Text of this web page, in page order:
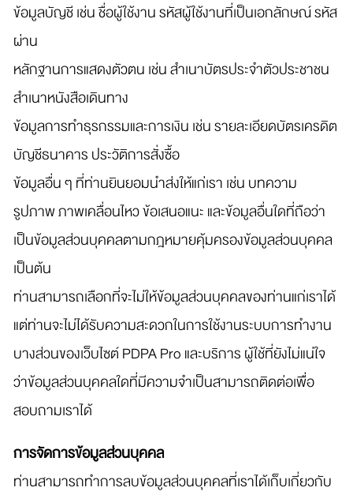
ข้อมูลบัญชี เช่น ชื่อผู้ใช้งาน รหัสผู้ใช้งานที่เป็นเอกลักษณ์ รหัส
ผ่าน
หลักฐานการแสดงตัวตน เช่น สำเนาบัตรประจำตัวประชาชน
สำเนาหนังสือเดินทาง
ข้อมูลการทำธุรกรรมและการเงิน เช่น รายละเอียดบัตรเครดิต
บัญชีธนาคาร ประวัติการสั่งซื้อ
ข้อมูลอื่น ๆ ที่ท่านยินยอมนำส่งให้แก่เรา เช่น บทความ
รูปภาพ ภาพเคลื่อนไหว ข้อเสนอแนะ และข้อมูลอื่นใดที่ถือว่า
เป็นข้อมูลส่วนบุคคลตามกฎหมายคุ้มครองข้อมูลส่วนบุคคล
เป็นต้น
ท่านสามารถเลือกที่จะไม่ให้ข้อมูลส่วนบุคคลของท่านแก่เราได้
แต่ท่านจะไม่ได้รับความสะดวกในการใช้งานระบบการทำงาน
บางส่วนของเว็บไซต์ PDPA Pro และบริการ ผู้ใช้ที่ยังไม่แน่ใจ
ว่าข้อมูลส่วนบุคคลใดที่มีความจำเป็นสามารถติดต่อเพื่อ
สอบถามเราได้
การจัดการข้อมูลส่วนบุคคล
ท่านสามารถทำการลบข้อมูลส่วนบุคคลที่เราได้เก็บเกี่ยวกับ